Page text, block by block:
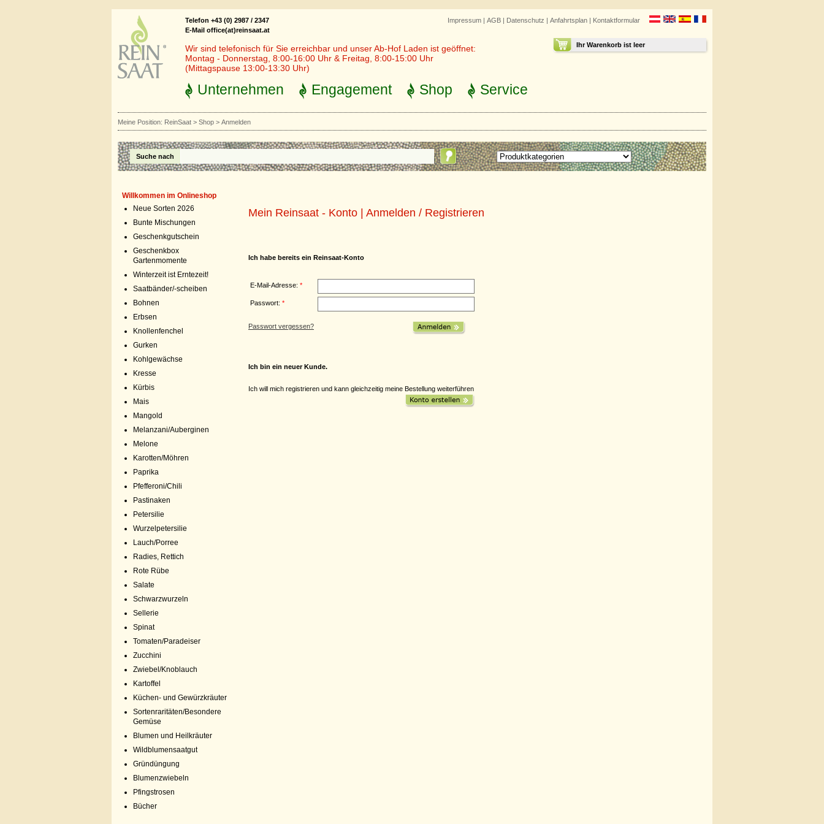
Impressum | AGB | Datenschutz | Anfahrtsplan | Kontaktformular
Ihr Warenkorb ist leer
Telefon +43 (0) 2987 / 2347
E-Mail office(at)reinsaat.at
Wir sind telefonisch für Sie erreichbar und unser Ab-Hof Laden ist geöffnet:
Montag - Donnerstag, 8:00-16:00 Uhr & Freitag, 8:00-15:00 Uhr
(Mittagspause 13:00-13:30 Uhr)
Unternehmen Engagement Shop Service
Meine Position: ReinSaat > Shop > Anmelden
Suche nach
Willkommen im Onlineshop
Neue Sorten 2026
Bunte Mischungen
Geschenkgutschein
Geschenkbox
Gartenmomente
Winterzeit ist Erntezeit!
Saatbänder/-scheiben
Bohnen
Erbsen
Knollenfenchel
Gurken
Kohlgewächse
Kresse
Kürbis
Mais
Mangold
Melanzani/Auberginen
Melone
Karotten/Möhren
Paprika
Pfefferoni/Chili
Pastinaken
Petersilie
Wurzelpetersilie
Lauch/Porree
Radies, Rettich
Rote Rübe
Salate
Schwarzwurzeln
Sellerie
Spinat
Tomaten/Paradeiser
Zucchini
Zwiebel/Knoblauch
Kartoffel
Küchen- und Gewürzkräuter
Sortenraritäten/Besondere
Gemüse
Blumen und Heilkräuter
Wildblumensaatgut
Gründüngung
Blumenzwiebeln
Pfingstrosen
Bücher
Mein Reinsaat - Konto | Anmelden / Registrieren
Ich habe bereits ein Reinsaat-Konto
E-Mail-Adresse: *
Passwort: *
Passwort vergessen?
Ich bin ein neuer Kunde.
Ich will mich registrieren und kann gleichzeitig meine Bestellung weiterführen